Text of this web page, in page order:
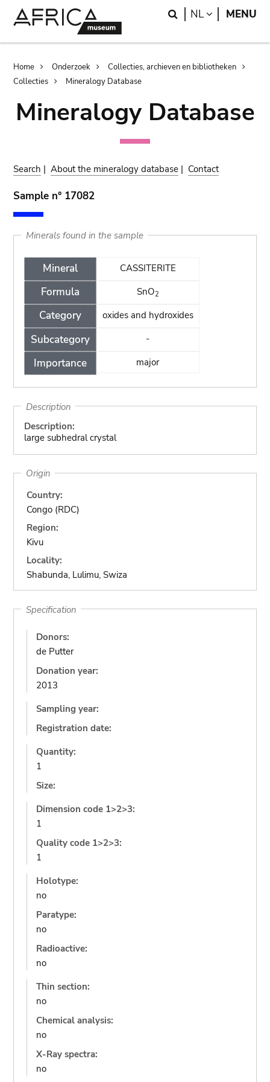
Search
NL LANGUAGE
MENU
Breadcrumb
Home Onderzoek
Collecties, archieven en bibliotheken
Collecties
Mineralogy Database
Mineralogy Database
Search |About the mineralogy database | Contact
Sample n° 17082
Minerals found in the sample
Mineral
Formula
Category
Subcategory
Importance
CASSITERITE
SnO2
oxides and hydroxides
-
major
Description
Description:
large subhedral crystal
Origin
Country:
Congo (RDC)
Region:
Kivu
Locality:
Shabunda, Lulimu, Swiza
Specification
Donors:
de Putter
Donation year:
2013
Sampling year:
Registration date:
Quantity:
1
Size:
Dimension code 1>2>3:
1
Quality code 1>2>3:
1
Holotype:
no
Paratype:
no
Radioactive:
no
Thin section:
no
Chemical analysis:
no
X-Ray spectra:
no